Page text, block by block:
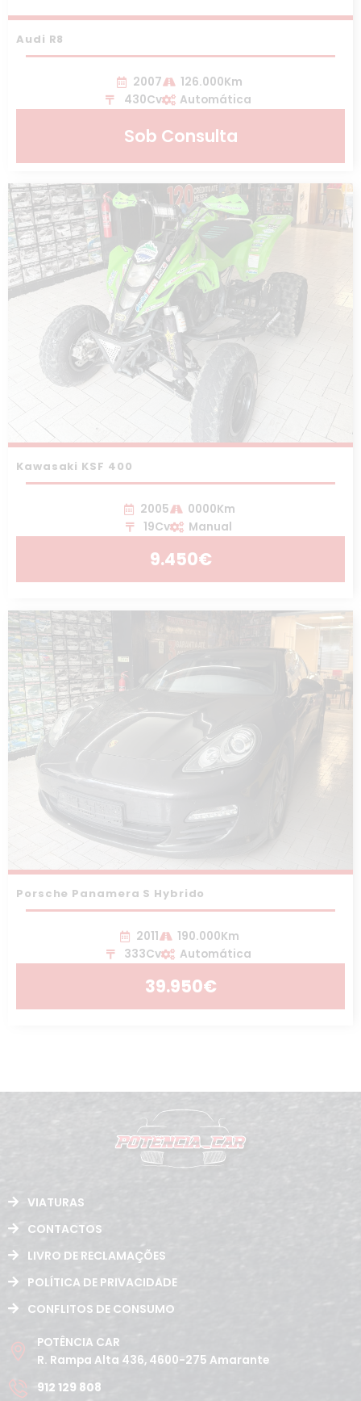
Audi R8
2007
126.000Km
430Cv
Automática
Sob Consulta
Kawasaki KSF 400
2005
0000Km
19Cv
Manual
9.450€
Porsche Panamera S Hybrido
2011
190.000Km
333Cv
Automática
39.950€
VIATURAS
CONTACTOS
LIVRO DE RECLAMAÇÕES
POLÍTICA DE PRIVACIDADE
CONFLITOS DE CONSUMO
POTÊNCIA CAR
R. Rampa Alta 436, 4600-275 Amarante
912 129 808